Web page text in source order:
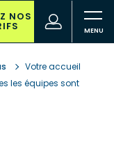
NOS
(nouvelle
fenêtre)
Votre accueil
les équipes sont